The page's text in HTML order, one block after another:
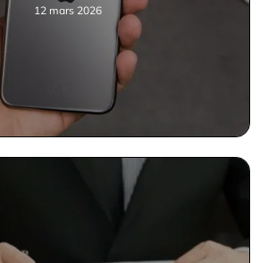
12 mars 2026